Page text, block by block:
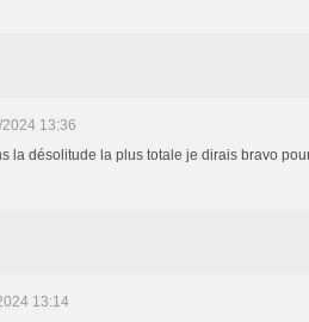
13:36
la désolitude la plus totale je dirais bravo
13:14